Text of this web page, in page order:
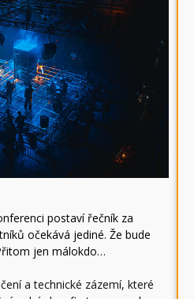
postaví řečník za
očekává jediné. Že bude
jen málokdo…
a technické zázemí, které